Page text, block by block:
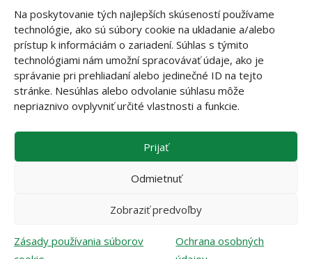
Na poskytovanie tých najlepších skúseností používame
technológie, ako sú súbory cookie na ukladanie a/alebo
prístup k informáciám o zariadení. Súhlas s týmito
technológiami nám umožní spracovávať údaje, ako je
správanie pri prehliadaní alebo jedinečné ID na tejto
stránke. Nesúhlas alebo odvolanie súhlasu môže
nepriaznivo ovplyvniť určité vlastnosti a funkcie.
Prijať
Odmietnuť
Zobraziť predvoľby
Zásady používania súborov
Ochrana osobných
||||||
COOKIE...
KONTAKTY